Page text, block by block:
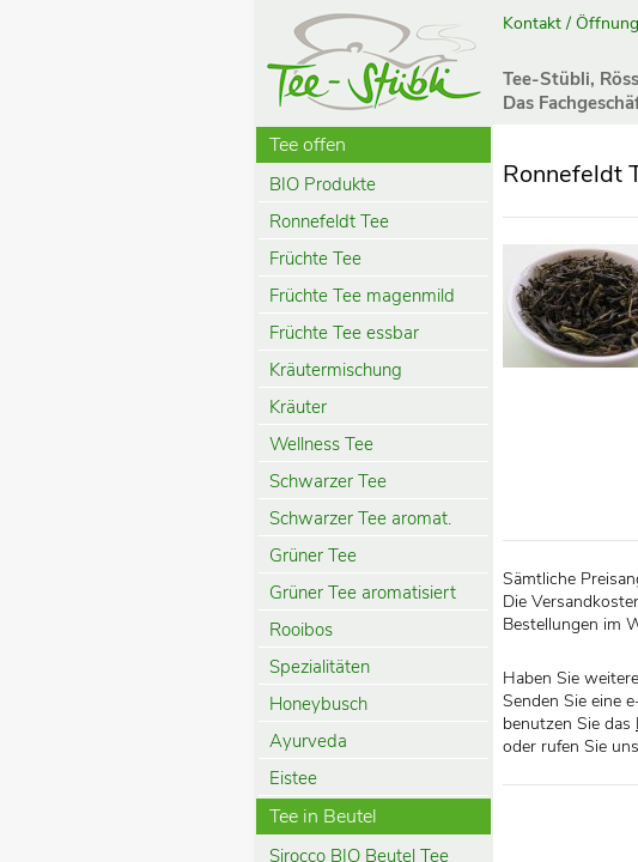
Kontakt /
Tee-Stübli,
Das
Tee offen
BIO Produkte
Ronnefeldt Tee
Früchte Tee
Früchte Tee magenmild
Früchte Tee essbar
Kräutermischung
Kräuter
Wellness Tee
Schwarzer Tee
Schwarzer Tee aromat.
Grüner Tee
Grüner Tee aromatisiert
Rooibos
Spezialitäten
Honeybusch
Ayurveda
Eistee
Tee in Beutel
Sirocco BIO Beutel Tee
Ronnefeldt
Sämtliche
Die
Bestellungen im
Haben Sie
Senden Sie eine
benutzen Sie das
oder rufen Sie